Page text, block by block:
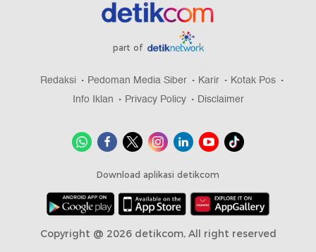
part of
Redaksi Pedoman Media Siber Karir
Kotak Pos
Info Iklan
Privacy Policy Disclaimer
Download aplikasi detikcom
Copyright @ 2026 detikcom, All right reserved